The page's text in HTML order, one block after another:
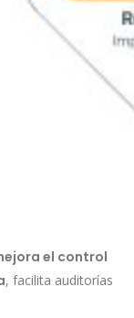
el control
, facilita auditorías